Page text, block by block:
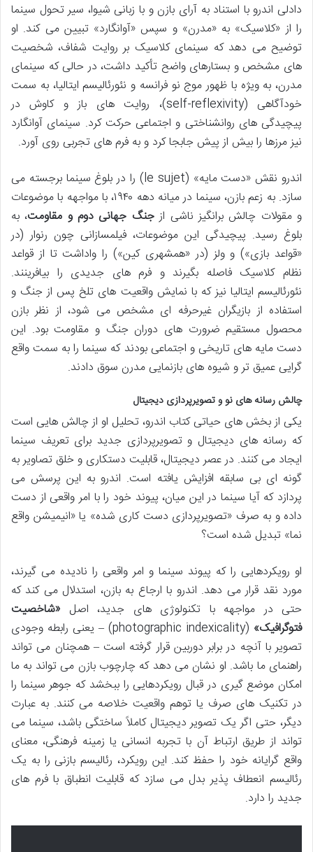
دادلی اندرو با استناد به آرای بازن و با زبانی شیوا، سیر تحول سینما
را از «کلاسیک» به «مدرن» و سپس «آوانگارد» تبیین می کند. او
توضیح می دهد که سینمای کلاسیک بر روایت شفاف، شخصیت
های مشخص و بستارهای واضح تأکید داشت، در حالی که سینمای
مدرن، به ویژه با ظهور موج نو فرانسه و نئورئالیسم ایتالیا، به سمت
خودآگاهی (self-reflexivity)، روایت های باز و کاوش در
پیچیدگی های روانشناختی و اجتماعی حرکت کرد. سینمای آوانگارد
نیز مرزها را بیش از پیش جابجا کرد و به فرم های تجربی روی آورد.
اندرو نقش «دست مایه» (le sujet) را در بلوغ سینما برجسته می
سازد. به زعم بازن، سینما در میانه دهه ۱۹۴۰، با مواجهه با موضوعات
و مقولات چالش برانگیز ناشی ازجنگ جهانی دوم و مقاومت، به
بلوغ رسید. پیچیدگی این موضوعات، فیلمسازانی چون رنوار (در
«قواعد بازی») و ولز (در «همشهری کین») را واداشت تا از قواعد
نظام کلاسیک فاصله بگیرند و فرم های جدیدی را بیافرینند.
نئورئالیسم ایتالیا نیز که با نمایش واقعیت های تلخ پس از جنگ و
استفاده از بازیگران غیرحرفه ای مشخص می شود، از نظر بازن
محصول مستقیم ضرورت های دوران جنگ و مقاومت بود. این
دست مایه های تاریخی و اجتماعی بودند که سینما را به سمت واقع
گرایی عمیق تر و شیوه های بازنمایی مدرن سوق دادند.
چالش رسانه های نو و تصویرپردازی دیجیتال
یکی از بخش های حیاتی کتاب اندرو، تحلیل او از چالش هایی است
که رسانه های دیجیتال و تصویرپردازی جدید برای تعریف سینما
ایجاد می کنند. در عصر دیجیتال، قابلیت دستکاری و خلق تصاویر به
گونه ای بی سابقه افزایش یافته است. اندرو به این پرسش می
پردازد که آیا سینما در این میان، پیوند خود را با امر واقعی از دست
داده و به صرف «تصویرپردازی دست کاری شده» یا «انیمیشن واقع
نما» تبدیل شده است؟
او رویکردهایی را که پیوند سینما و امر واقعی را نادیده می گیرند،
مورد نقد قرار می دهد. اندرو با ارجاع به بازن، استدلال می کند که
حتی در مواجهه با تکنولوژی های جدید، اصل «شاخصیت
فتوگرافیک»
(photographic indexicality) – یعنی رابطه وجودی
تصویر با آنچه در برابر دوربین قرار گرفته است – همچنان می تواند
راهنمای ما باشد. او نشان می دهد که چارچوب بازن می تواند به ما
امکان موضع گیری در قبال رویکردهایی را ببخشد که جوهر سینما را
در تکنیک های صرف یا توهم واقعیت خلاصه می کنند. به عبارت
دیگر، حتی اگر یک تصویر دیجیتال کاملاً ساختگی باشد، سینما می
تواند از طریق ارتباط آن با تجربه انسانی یا زمینه فرهنگی، معنای
واقع گرایانه خود را حفظ کند. این رویکرد، رئالیسم بازنی را به یک
رئالیسم انعطاف پذیر بدل می سازد که قابلیت انطباق با فرم های
جدید را دارد.